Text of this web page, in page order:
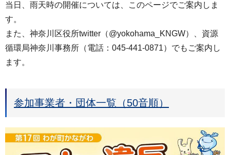
当日、雨天時の開催については、このページでご案内しま
す。
また、神奈川区役所twitter（@yokohama_KNGW）、資源
循環局神奈川事務所（電話：045-441-0871）でもご案内し
ます。
参加事業者・団体一覧（50音順）